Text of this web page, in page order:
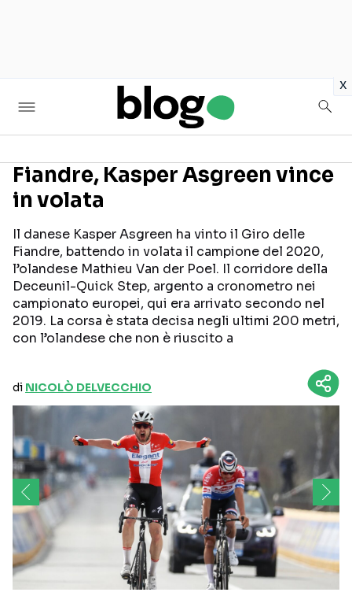
x
Fiandre, Kasper Asgreen vince
in volata
Il danese Kasper Asgreen ha vinto il Giro delle
Fiandre, battendo in volata il campione del 2020,
l’olandese Mathieu Van der Poel. Il corridore della
Deceunil-Quick Step, argento a cronometro nei
campionato europei, qui era arrivato secondo nel
2019. La corsa è stata decisa negli ultimi 200 metri,
con l’olandese che non è riuscito a
di NICOLÒ DELVECCHIO